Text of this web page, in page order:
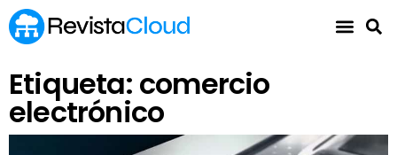
Etiqueta: comercio
electrónico